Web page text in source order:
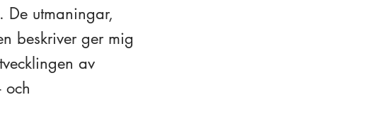
De utmaningar,
beskriver ger mig
av
och